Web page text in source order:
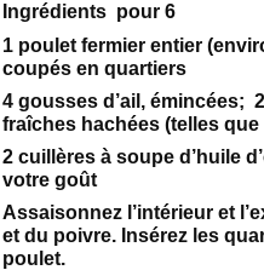
Ingrédients pour 6
1 poulet fermier entier
coupés en quartiers
4 gousses d’ail, émincées;
fraîches hachées (telles
2 cuillères à soupe d’huile
votre goût
Assaisonnez l’intérieur et
et du poivre. Insérez les
poulet.